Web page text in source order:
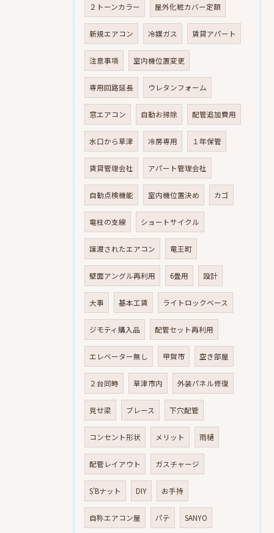
２トーンカラー 屋外化粧カバー定額
新規エアコン 冷媒ガス 賃貸アパート
注意事項 室内機位置変更
専用回路延長 ウレタンフォーム
窓エアコン 自動お掃除 配管追加費用
水口から草津 冷房専用 １年保管
賃貸管理会社 アパート管理会社
自動点検機能 室内機位置決め カゴ
電柱の支線 ショートサイクル
譲渡されたエアコン 竜王町
壁面アングル再利用 6畳用 設計
大事 基本工賃 ライトロックベース
ジモティ購入品 配管セット再利用
エレベーター無し 甲賀市 空き部屋
２台同時 草津市内 外装パネル修復
見せ梁 ブレース 下穴配管
コンセント形状 メリット 雨樋
配管レイアウト ガスチャージ
S’Bナット DIY お手持
自称エアコン屋 パテ SANYO